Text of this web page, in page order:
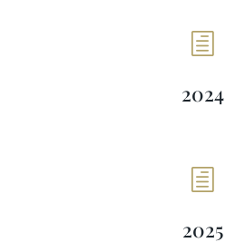
h
2024
h
2025